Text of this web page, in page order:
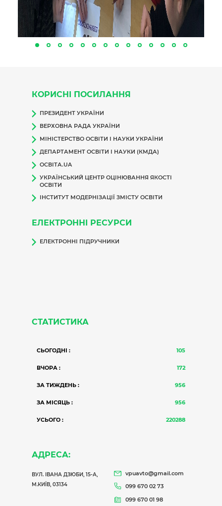
КОРИСНІ ПОСИЛАННЯ
ПРЕЗИДЕНТ УКРАЇНИ
ВЕРХОВНА РАДА УКРАЇНИ
МІНІСТЕРСТВО ОСВІТИ І НАУКИ УКРАЇНИ
ДЕПАРТАМЕНТ ОСВІТИ І НАУКИ (КМДА)
ОСВІТА.UA
УКРАЇНСЬКИЙ ЦЕНТР ОЦІНЮВАННЯ ЯКОСТІ
ОСВІТИ
ІНСТИТУТ МОДЕРНІЗАЦІЇ ЗМІСТУ ОСВІТИ
ЕЛЕКТРОННІ РЕСУРСИ
ЕЛЕКТРОННІ ПІДРУЧНИКИ
СТАТИСТИКА
СЬОГОДНІ : 105
ВЧОРА : 172
ЗА ТИЖДЕНЬ : 956
ЗА МІСЯЦЬ : 956
УСЬОГО : 220288
АДРЕСА:
ВУЛ. ІВАНА ДЗЮБИ, 15-А,
М.КИЇВ, 03134
vpuavto@gmail.com
099 670 02 73
099 670 01 98